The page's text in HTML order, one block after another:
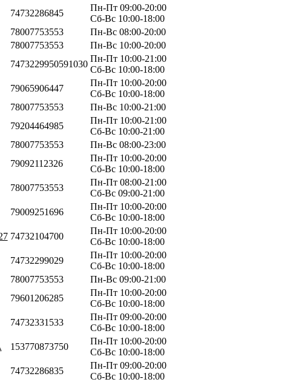
74732286845
Пн-Пт 09:00-20:00
Сб-Вс 10:00-18:00
78007753553
Пн-Вс 08:00-20:00
78007753553
Пн-Вс 10:00-20:00
7473229950591030
Пн-Пт 10:00-21:00
Сб-Вс 10:00-18:00
79065906447
Пн-Пт 10:00-20:00
Сб-Вс 10:00-18:00
78007753553
Пн-Вс 10:00-21:00
79204464985
Пн-Пт 10:00-21:00
Сб-Вс 10:00-21:00
78007753553
Пн-Вс 08:00-23:00
79092112326
Пн-Пт 10:00-20:00
Сб-Вс 10:00-18:00
78007753553
Пн-Пт 08:00-21:00
Сб-Вс 09:00-21:00
79009251696
Пн-Пт 10:00-20:00
Сб-Вс 10:00-18:00
74732104700
Пн-Пт 10:00-20:00
Сб-Вс 10:00-18:00
74732299029
Пн-Пт 10:00-20:00
Сб-Вс 10:00-18:00
78007753553
Пн-Вс 09:00-21:00
79601206285
Пн-Пт 10:00-20:00
Сб-Вс 10:00-18:00
74732331533
Пн-Пт 09:00-20:00
Сб-Вс 10:00-18:00
153770873750
Пн-Пт 10:00-20:00
Сб-Вс 10:00-18:00
74732286835
Пн-Пт 09:00-20:00
Сб-Вс 10:00-18:00